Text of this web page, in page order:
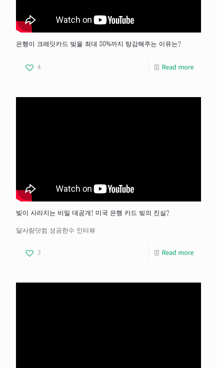
은행이 크레딧카드 빚을 최대 80%까지 탕감해주는 이유는?
4 Read more
빚이 사라지는 비밀 대공개! 미국 은행 카드 빚의 진실?
달사람닷컴 성공한수 인터뷰
3 Read more